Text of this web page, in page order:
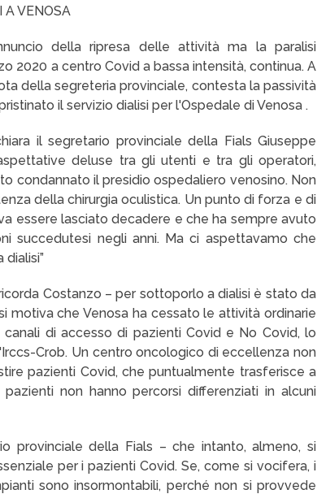
A VENOSA
della ripresa delle attività ma la paralisi
2020 a centro Covid a bassa intensità, continua. A
della segreteria provinciale, contesta la passività
il servizio dialisi per l'Ospedale di Venosa .
il segretario provinciale della Fials Giuseppe
deluse tra gli utenti e tra gli operatori,
condannato il presidio ospedaliero venosino. Non
della chirurgia oculistica. Un punto di forza e di
essere lasciato decadere e che ha sempre avuto
succedutesi negli anni. Ma ci aspettavamo che
Costanzo – per sottoporlo a dialisi è stato da
motiva che Venosa ha cessato le attività ordinarie
di accesso di pazienti Covid e No Covid, lo
Crob. Un centro oncologico di eccellenza non
pazienti Covid, che puntualmente trasferisce a
non hanno percorsi differenziati in alcuni
provinciale della Fials – che intanto, almeno, si
per i pazienti Covid. Se, come si vocifera, i
sono insormontabili, perché non si provvede